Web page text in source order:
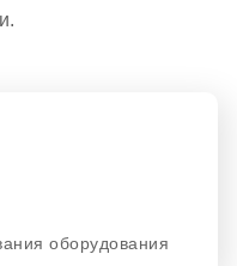
оборудования